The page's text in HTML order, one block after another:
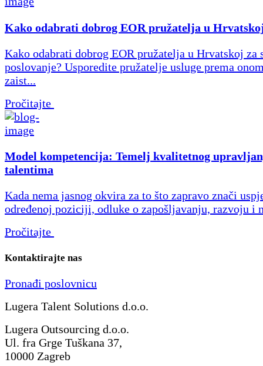
Kako odabrati dobrog EOR pružatelja u
Kako odabrati dobrog EOR pružatelja u Hrvatskoj za
poslovanje? Usporedite pružatelje usluge prema
zaist...
Pročitajte
Model kompetencija: Temelj kvalitetnog
talentima
Kada nema jasnog okvira za to što zapravo znači
određenoj poziciji, odluke o zapošljavanju, razvoju i
Pročitajte
Kontaktirajte nas
Pronađi poslovnicu
Lugera Talent Solutions d.o.o.
Lugera Outsourcing d.o.o.
Ul. fra Grge Tuškana 37,
10000 Zagreb